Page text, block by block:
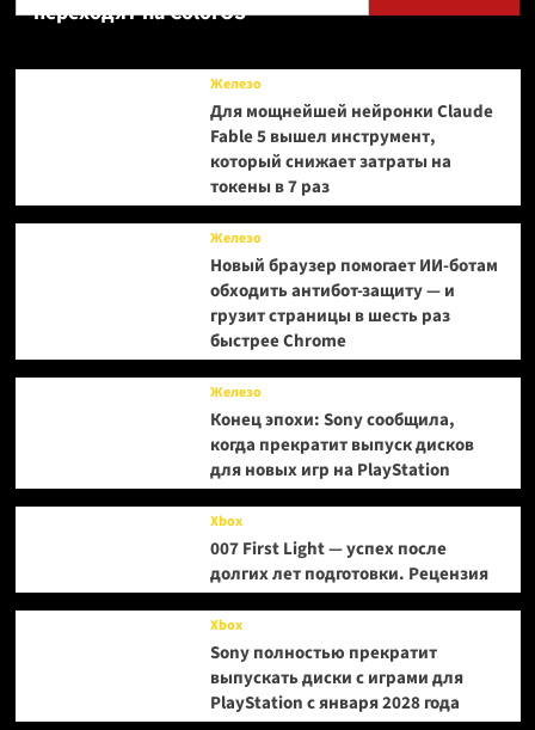
переходят на ColorOS
Железо
Для мощнейшей нейронки Claude
Fable 5 вышел инструмент,
который снижает затраты на
токены в 7 раз
Железо
Новый браузер помогает ИИ-ботам
обходить антибот-защиту — и
грузит страницы в шесть раз
быстрее Chrome
Железо
Конец эпохи: Sony сообщила,
когда прекратит выпуск дисков
для новых игр на PlayStation
Xbox
007 First Light — успех после
долгих лет подготовки. Рецензия
Xbox
Sony полностью прекратит
выпускать диски с играми для
PlayStation с января 2028 года